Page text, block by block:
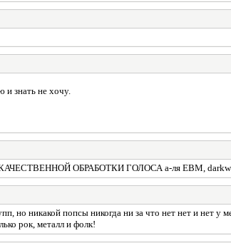
и знать не хочу.
КАЧЕСТВЕННОЙ ОБРАБОТКИ ГОЛОСА а-ля EBM,
никакой попсы никогда ни за что нет нет и нет у
рок, металл и фолк!